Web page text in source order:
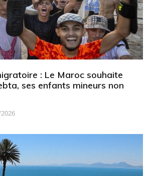
: Le Maroc souhaite
ses enfants mineurs non